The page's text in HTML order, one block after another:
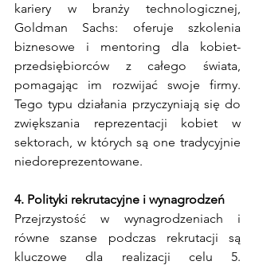
kariery w branży technologicznej,
Goldman Sachs: oferuje szkolenia
biznesowe i mentoring dla kobiet-
przedsiębiorców z całego świata,
pomagając im rozwijać swoje firmy.
Tego typu działania przyczyniają się do
zwiększania reprezentacji kobiet w
sektorach, w których są one tradycyjnie
niedoreprezentowane.
4. Polityki rekrutacyjne i wynagrodzeń
Przejrzystość w wynagrodzeniach i
równe szanse podczas rekrutacji są
kluczowe dla realizacji celu 5.